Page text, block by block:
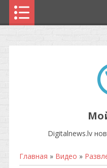
Digitalnews.lv
Главная » Видео »